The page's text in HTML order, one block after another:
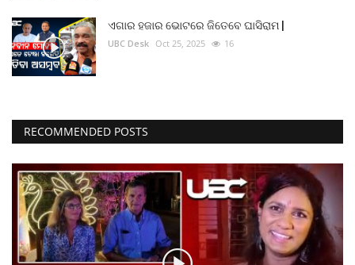
Language
English ଓଡିଆ
ଏଗାର ହଜାର ଭୋଟରେ ଜିତେବେ ଘାସିରାମ |
UBC Desk Oct 25, 2025 16
RECOMMENDED POSTS